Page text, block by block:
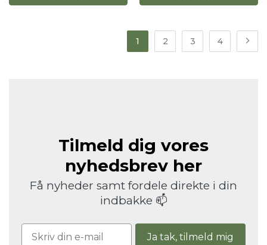
1 2 3 4
Tilmeld dig vores
nyhedsbrev her
Få nyheder samt fordele direkte i din
indbakke 📫
Ja tak, tilmeld mig